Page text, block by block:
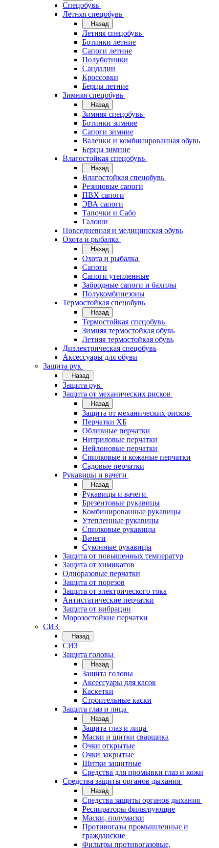
Спецобувь
Летняя спецобувь
Назад
Летняя спецобувь
Ботинки летние
Сапоги летние
Полуботинки
Сандалии
Кроссовки
Берцы летние
Зимняя спецобувь
Назад
Зимняя спецобувь
Ботинки зимние
Сапоги зимние
Валенки и комбинированная обувь
Берцы зимние
Влагостойкая спецобувь
Назад
Влагостойкая спецобувь
Резиновые сапоги
ПВХ сапоги
ЭВА сапоги
Тапочки и Сабо
Галоши
Повседневная и медицинская обувь
Охота и рыбалка
Назад
Охота и рыбалка
Сапоги
Сапоги утепленные
Забродные сапоги и бахилы
Полукомбинезоны
Термостойкая спецобувь
Назад
Термостойкая спецобувь
Зимняя термостойкая обувь
Летняя термостойкая обувь
Диэлектрическая спецобувь
Аксессуары для обуви
Защита рук
Назад
Защита рук
Защита от механических рисков
Назад
Защита от механических рисков
Перчатки ХБ
Обливные перчатки
Нитриловые перчатки
Нейлоновые перчатки
Спилковые и кожаные перчатки
Садовые перчатки
Рукавицы и вачеги
Назад
Рукавицы и вачеги
Брезентовые рукавицы
Комбинированные рукавицы
Утепленные рукавицы
Спилковые рукавицы
Вачеги
Суконные рукавицы
Защита от повышенных температур
Защита от химикатов
Одноразовые перчатки
Защита от порезов
Защита от электрического тока
Антистатические перчатки
Защита от вибрации
Морозостойкие перчатки
СИЗ
Назад
СИЗ
Защита головы
Назад
Защита головы
Аксессуары для касок
Каскетки
Строительные каски
Защита глаз и лица
Назад
Защита глаз и лица
Маски и щитки сварщика
Очки открытые
Очки закрытые
Щитки защитные
Средства для промывки глаз и кожи
Средства защиты органов дыхания
Назад
Средства защиты органов дыхания
Респираторы фильтрующие
Маски, полумаски
Противогазы промышленные и
гражданские
Фильтры противогазовые,